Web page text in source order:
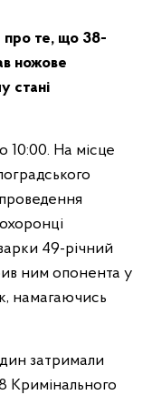
про те, що 38-
ножове
стані
10:00. На місце
проведення
49-річний
ним опонента у
намагаючись
затримали
Кримінального